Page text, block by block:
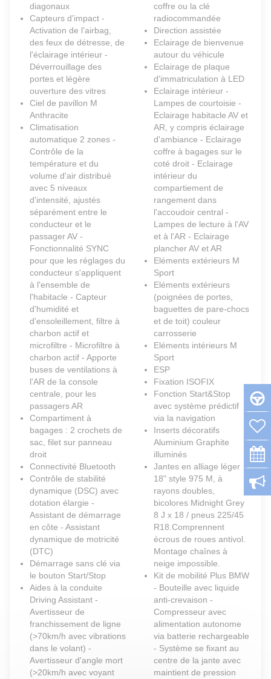
diagonaux
Capteurs d'impact -
Activation de l'airbag,
des feux de détresse, de
l'éclairage intérieur -
Déverrouillage des
portes et légère
ouverture des vitres
Ciel de pavillon M
Anthracite
Climatisation
automatique 2 zones -
Contrôle de la
température et du
volume d'air distribué
avec 5 niveaux
d'intensité, ajustés
séparément entre le
conducteur et le
passager AV -
Fonctionnalité SYNC
pour que les réglages du
conducteur s'appliquent
à l'ensemble de
l'habitacle - Capteur
d'humidité et
d'ensoleillement, filtre à
charbon actif et
microfiltre - Microfiltre à
charbon actif - Apporte
buses de ventilations à
l'AR de la console
centrale, pour les
passagers AR
Compartiment à
bagages : 2 crochets de
sac, filet sur panneau
droit
Connectivité Bluetooth
Contrôle de stabilité
dynamique (DSC) avec
dotation élargie -
Assistant de démarrage
en côte - Assistant
dynamique de motricité
(DTC)
Démarrage sans clé via
le bouton Start/Stop
Aides à la conduite
Driving Assistant -
Avertisseur de
franchissement de ligne
(>70km/h avec vibrations
dans le volant) -
Avertisseur d'angle mort
(>20km/h avec voyant
coffre ou la clé
radiocommandée
Direction assistée
Eclairage de bienvenue
autour du véhicule
Eclairage de plaque
d'immatriculation à LED
Eclairage intérieur -
Lampes de courtoisie -
Eclairage habitacle AV et
AR, y compris éclairage
d'ambiance - Eclairage
coffre à bagages sur le
coté droit - Eclairage
intérieur du
compartiement de
rangement dans
l'accoudoir central -
Lampes de lecture à l'AV
et à l'AR - Eclairage
plancher AV et AR
Eléments extérieurs M
Sport
Eléments extérieurs
(poignées de portes,
baguettes de pare-chocs
et de toit) couleur
carrosserie
Eléments intérieurs M
Sport
ESP
Fixation ISOFIX
Fonction Start&Stop
avec système prédictif
via la navigation
Inserts décoratifs
Aluminium Graphite
illuminés
Jantes en alliage léger
18" style 975 M, à
rayons doubles,
bicolores Midnight Grey
8 J x 18 / pneus 225/45
R18.Comprennent
écrous de roues antivol.
Montage chaînes à
neige impossible.
Kit de mobilité Plus BMW
- Bouteille avec liquide
anti-crevaison -
Compresseur avec
alimentation autonome
via batterie rechargeable
- Système se fixant au
centre de la jante avec
maintient de pression